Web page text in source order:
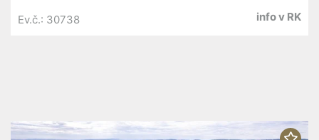
Ev.č.: 30738 info v RK